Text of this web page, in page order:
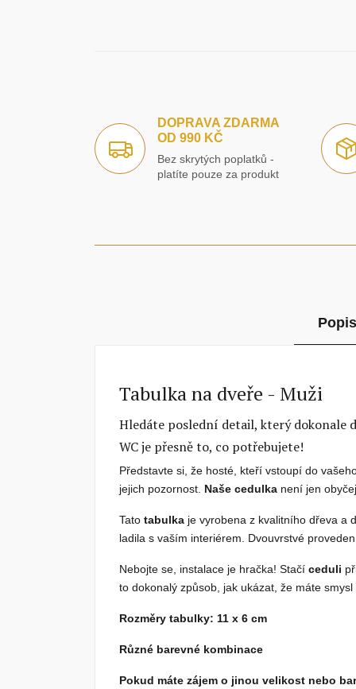
DOPRAVA ZDARMA
OD 990 KČ
Bez skrytých poplatků -
platíte pouze za produkt
Tabulka na dveře - Muži
Hledáte poslední detail, který dokonale
WC je přesně to, co potřebujete!
Představte si, že hosté, kteří vstoupí do
jejich pozornost. Naše cedulka není jen
Tatotabulka je vyrobena z kvalitního dřeva a
ladila s vaším interiérem. Dvouvrstvé
Nebojte se, instalace je hračka! Stačíceduli
to dokonalý způsob, jak ukázat, že máte
Rozměry tabulky: 11 x 6 cm
Různé barevné kombinace
Pokud máte zájem o jinou velikost nebo